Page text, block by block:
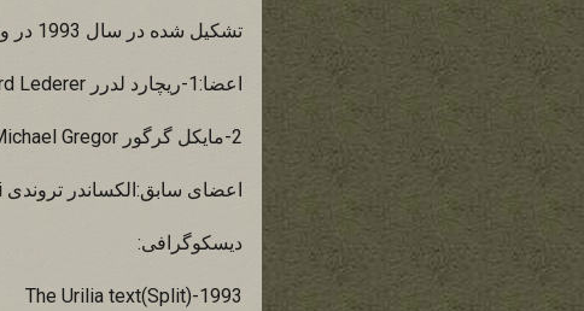
تشکیل شده در سال 1993 در وین-اتریش
اعضا:1-ریچارد لدرر Richard Lederer خواننده و نوازنده کیبورد و گیتار و همچنین برنامه ریزی درام
2-مایکل گرگور Michael Gregor خواننده و نوازنده کیبورد
اعضای سابق:الکساندر تروندی Alexander Trondi
دیسکوگرافی:
1993-The Urilia text(Split)